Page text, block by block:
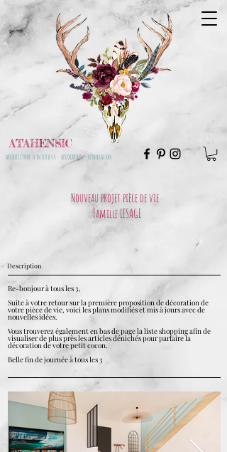
architecture d'intérieur - décoration - rénovation
ATAHENSIC
Nouveau projet pièce de vie
Famille LESAGE
Description
Re-bonjour à tous les 3,
Suite à votre retour sur la première proposition de décoration de
votre pièce de vie, voici les plans modifiés et mis à jours avec de
nouvelles idées.
Vous trouverez également en bas de page la liste shopping afin de
visualiser de plus près les articles dénichés pour parfaire la
décoration de votre petit cocon.
Belle fin de journée à tous les 3